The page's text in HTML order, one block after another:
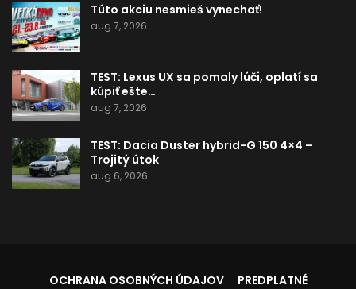
Túto akciu nesmieš vynechať!
aug 7, 2026
TEST: Lexus UX sa pomaly lúči, oplatí sa
kúpiť ešte…
aug 7, 2026
TEST: Dacia Duster hybrid-G 150 4×4 –
Trojitý útok
aug 6, 2026
OCHRANA OSOBNÝCH ÚDAJOV PREDPLATNÉ